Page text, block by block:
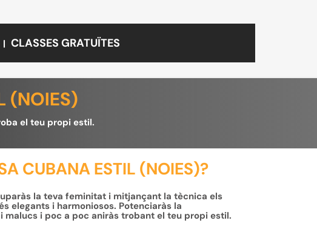
CLASSES GRATUÏTES
(NOIES)
el teu propi estil.
CUBANA ESTIL (NOIES)?
la teva feminitat i mitjançant la tècnica els
elegants i harmoniosos. Potenciaràs la
malucs i poc a poc aniràs trobant el teu propi estil.